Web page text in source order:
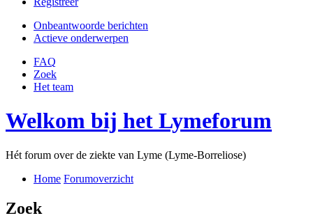
Onbeantwoorde berichten
Actieve onderwerpen
FAQ
Zoek
Het team
Welkom bij het Lymeforum
Hét forum over de ziekte van Lyme (Lyme-Borreliose)
Home Forumoverzicht
Zoek